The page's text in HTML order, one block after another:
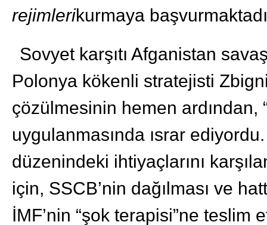
rejimlerikurmaya
Sovyet karşıtı Afganistan
Polonya kökenli stratejisti
çözülmesinin hemen ardından,
uygulanmasında ısrar
düzenindeki ihtiyaçlarını
için, SSCB’nin dağılması ve
İMF’nin “şok terapisi”ne teslim